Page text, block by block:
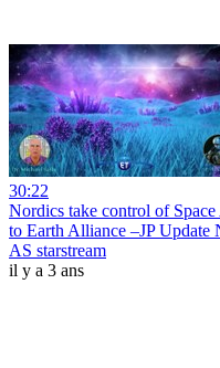
30:22
Nordics take control of
to Earth Alliance –JP Update
AS starstream
il y a 3 ans